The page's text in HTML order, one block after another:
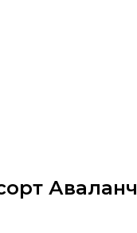
Аваланч